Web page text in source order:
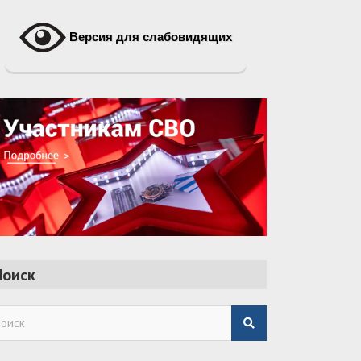
Версия для слабовидящих